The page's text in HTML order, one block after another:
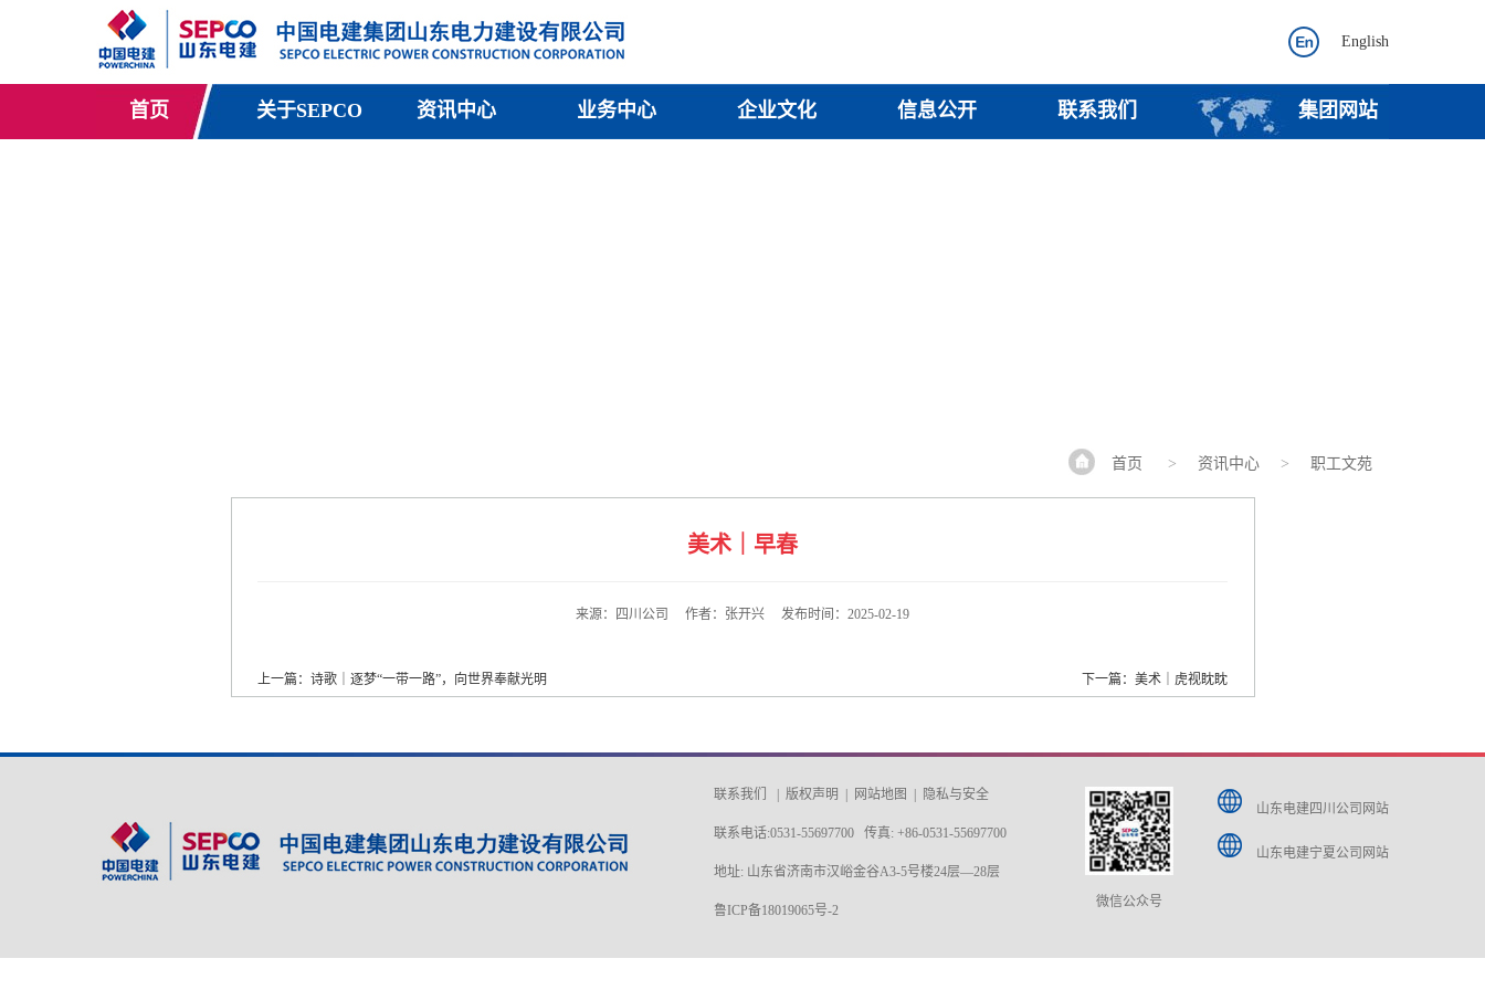
English
首页 关于SEPCO 资讯中心 业务中心 企业文化 信息公开 联系我们 集团网站
首页 > 资讯中心 > 职工文苑
美术｜早春
来源：四川公司 作者：张开兴 发布时间：2025-02-19
上一篇：诗歌｜逐梦“一带一路”，向世界奉献光明 下一篇：美术｜虎视眈眈
联系我们 | 版权声明 | 网站地图 | 隐私与安全
联系电话:0531-55697700 传真: +86-0531-55697700
地址: 山东省济南市汉峪金谷A3-5号楼24层—28层
鲁ICP备18019065号-2
山东电建四川公司网站
山东电建宁夏公司网站
微信公众号